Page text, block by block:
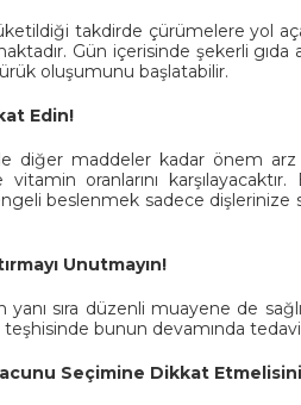
takdirde çürümelere yol
Gün içerisinde şekerli gıda
oluşumunu başlatabilir.
Edin!
diğer maddeler kadar önem arz
oranlarını
beslenmek sadece dişlerinize
Unutmayın!
sıra düzenli muayene de
teşhisinde bunun devamında
Seçimine Dikkat